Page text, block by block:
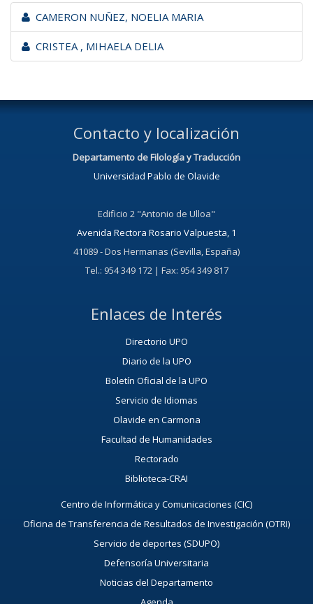
CAMERON NUÑEZ, NOELIA MARIA
CRISTEA , MIHAELA DELIA
Contacto y localización
Departamento de Filología y Traducción
Universidad Pablo de Olavide
Edificio 2 "Antonio de Ulloa"
Avenida Rectora Rosario Valpuesta, 1
41089 - Dos Hermanas (Sevilla, España)
Tel.: 954 349 172 | Fax: 954 349 817
Enlaces de Interés
Directorio UPO
Diario de la UPO
Boletín Oficial de la UPO
Servicio de Idiomas
Olavide en Carmona
Facultad de Humanidades
Rectorado
Biblioteca-CRAI
Centro de Informática y Comunicaciones (CIC)
Oficina de Transferencia de Resultados de Investigación (OTRI)
Servicio de deportes (SDUPO)
Defensoría Universitaria
Noticias del Departamento